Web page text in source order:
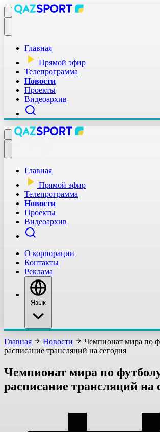
Главная
Прямой эфир
Телепрограмма
Новости
Проекты
Видеоархив
Главная
Прямой эфир
Телепрограмма
Новости
Проекты
Видеоархив
О корпорации
Контакты
Реклама
Язык
Главная Новости
Чемпионат мира по
расписание трансляций на сегодня
Чемпионат мира по
расписание трансляций на